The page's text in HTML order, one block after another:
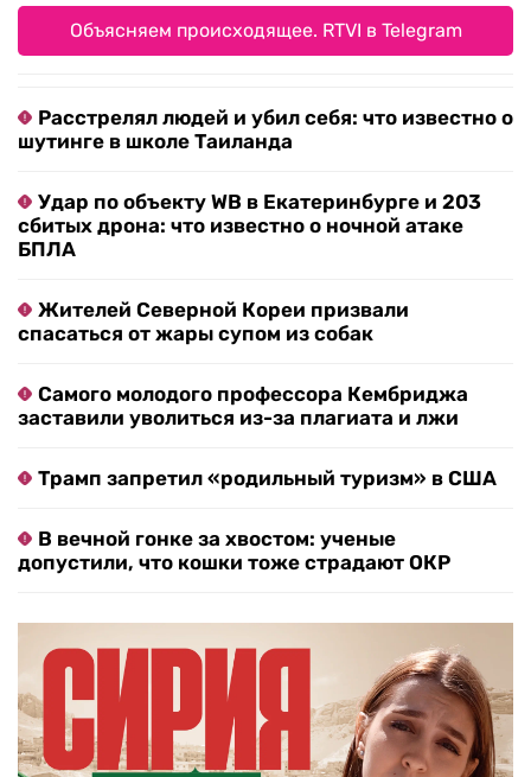
Объясняем происходящее. RTVI в Telegram
Расстрелял людей и убил себя: что известно о
шутинге в школе Таиланда
Удар по объекту WB в Екатеринбурге и 203
сбитых дрона: что известно о ночной атаке
БПЛА
Жителей Северной Кореи призвали
спасаться от жары супом из собак
Самого молодого профессора Кембриджа
заставили уволиться из-за плагиата и лжи
Трамп запретил «родильный туризм» в США
В вечной гонке за хвостом: ученые
допустили, что кошки тоже страдают ОКР